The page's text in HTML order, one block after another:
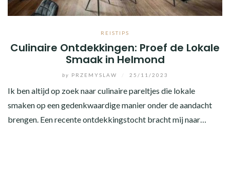
REISTIPS
Culinaire Ontdekkingen: Proef de Lokale
Smaak in Helmond
by PRZEMYSLAW 25/11/2023
Ik ben altijd op zoek naar culinaire pareltjes die lokale
smaken op een gedenkwaardige manier onder de aandacht
brengen. Een recente ontdekkingstocht bracht mij naar…